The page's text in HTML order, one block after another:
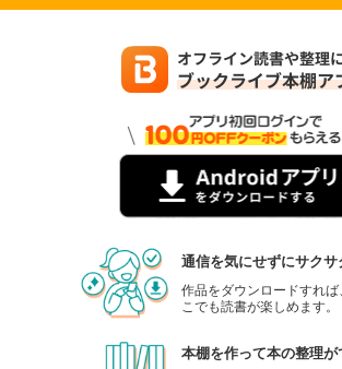
通信を気にせずにサクサ
作品をダウンロードすれ
こでも読書が楽しめます。
本棚を作って本の整理が